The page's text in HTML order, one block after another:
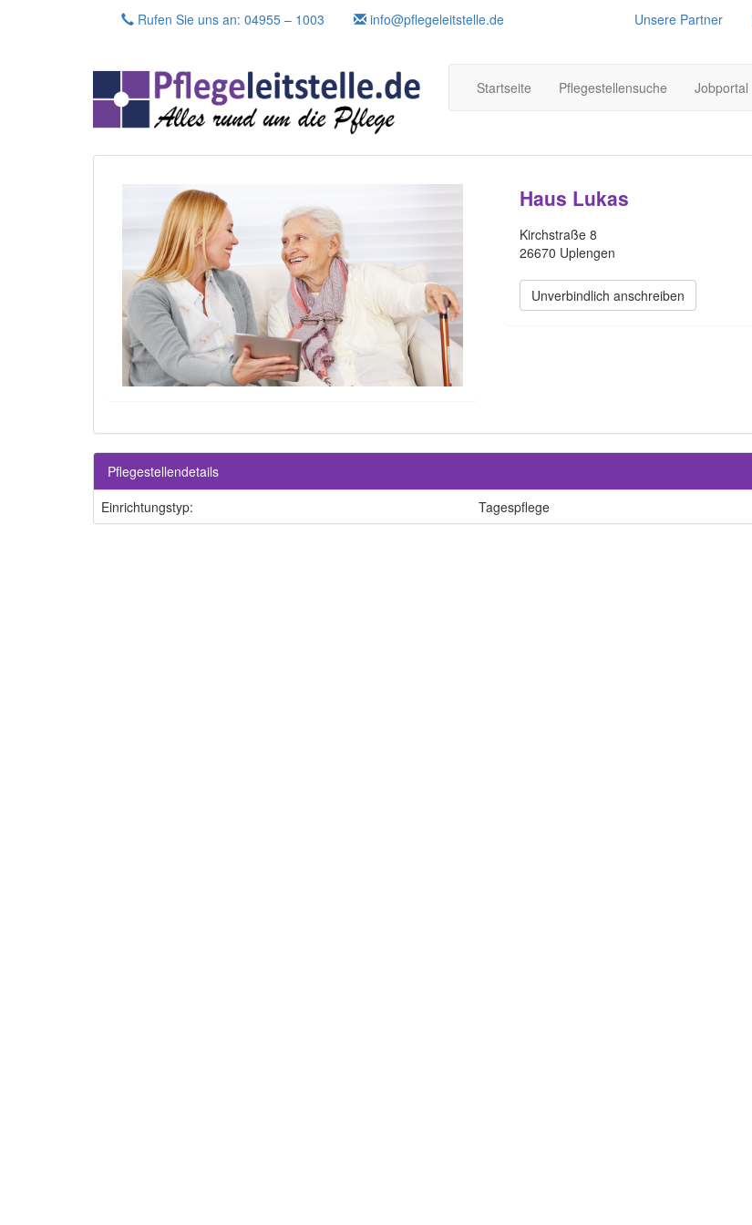
Rufen Sie uns an: 04955 – 1003 info@pflegeleitstelle.de Unsere Partner
Startseite Pflegestellensuche Jobportal
Haus Lukas
Kirchstraße 8
26670 Uplengen
Unverbindlich anschreiben
Pflegestellendetails
Einrichtungstyp:
Tagespflege